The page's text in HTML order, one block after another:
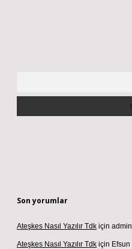
Son yorumlar
Ateşkes Nasıl Yazılır Tdk için admin
Ateşkes Nasıl Yazılır Tdk için Efsun